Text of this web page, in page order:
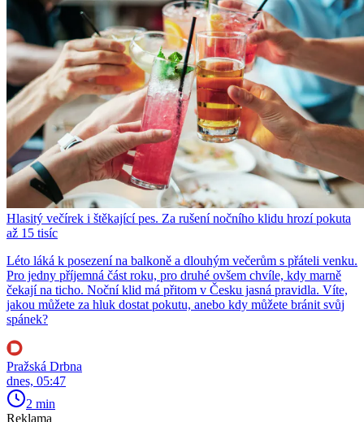
Hlasitý večírek i štěkající pes. Za rušení nočního klidu hrozí pokuta
až 15 tisíc
Léto láká k posezení na balkoně a dlouhým večerům s přáteli venku.
Pro jedny příjemná část roku, pro druhé ovšem chvíle, kdy marně
čekají na ticho. Noční klid má přitom v Česku jasná pravidla. Víte,
jakou můžete za hluk dostat pokutu, anebo kdy můžete bránit svůj
spánek?
Pražská Drbna
dnes, 05:47
2 min
Reklama